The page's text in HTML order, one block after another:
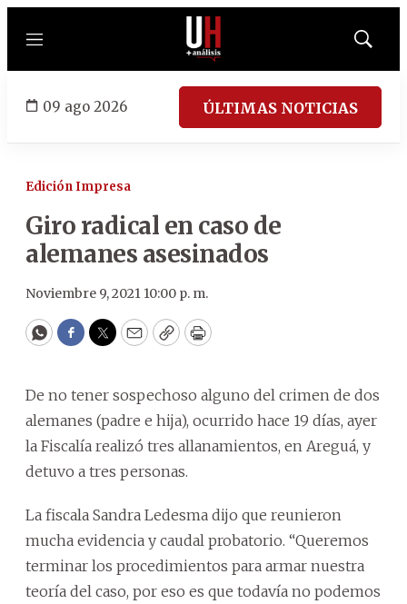
Menú
Mostrar
09 ago 2026 ÚLTIMAS NOTICIAS
Edición Impresa
Giro radical en caso de
alemanes asesinados
Noviembre 9, 2021 10:00 p. m.
WhatsApp
Facebook
Twitter
EmailCopyPrint
De no tener sospechoso alguno del crimen de dos
alemanes (padre e hija), ocurrido hace 19 días, ayer
la Fiscalía realizó tres allanamientos, en Areguá, y
detuvo a tres personas.
La fiscala Sandra Ledesma dijo que reunieron
mucha evidencia y caudal probatorio. “Queremos
terminar los procedimientos para armar nuestra
teoría del caso, por eso es que todavía no podemos